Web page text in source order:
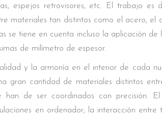
espejos retrovisores, etc. El trabajo es
materiales tan distintos como el acero, el
se tiene en cuenta incluso la aplicación de
de milímetro de espesor.
y la armonía en el interior de cada
gran cantidad de materiales distintos
han de ser coordinados con precisión.
en ordenador, la interacción